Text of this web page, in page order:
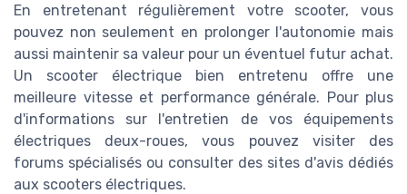
En entretenant régulièrement votre scooter, vous
pouvez non seulement en prolonger l'autonomie mais
aussi maintenir sa valeur pour un éventuel futur achat.
Un scooter électrique bien entretenu offre une
meilleure vitesseet performance générale. Pour plus
d'informations sur l'entretien de vos équipements
électriques deux-roues, vous pouvez visiter des
forums spécialisés ou consulter des sites d'avis dédiés
aux scooters électriques.